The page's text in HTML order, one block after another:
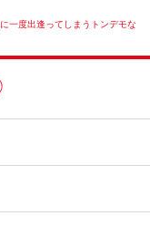
一度出逢ってしまうトンデモな